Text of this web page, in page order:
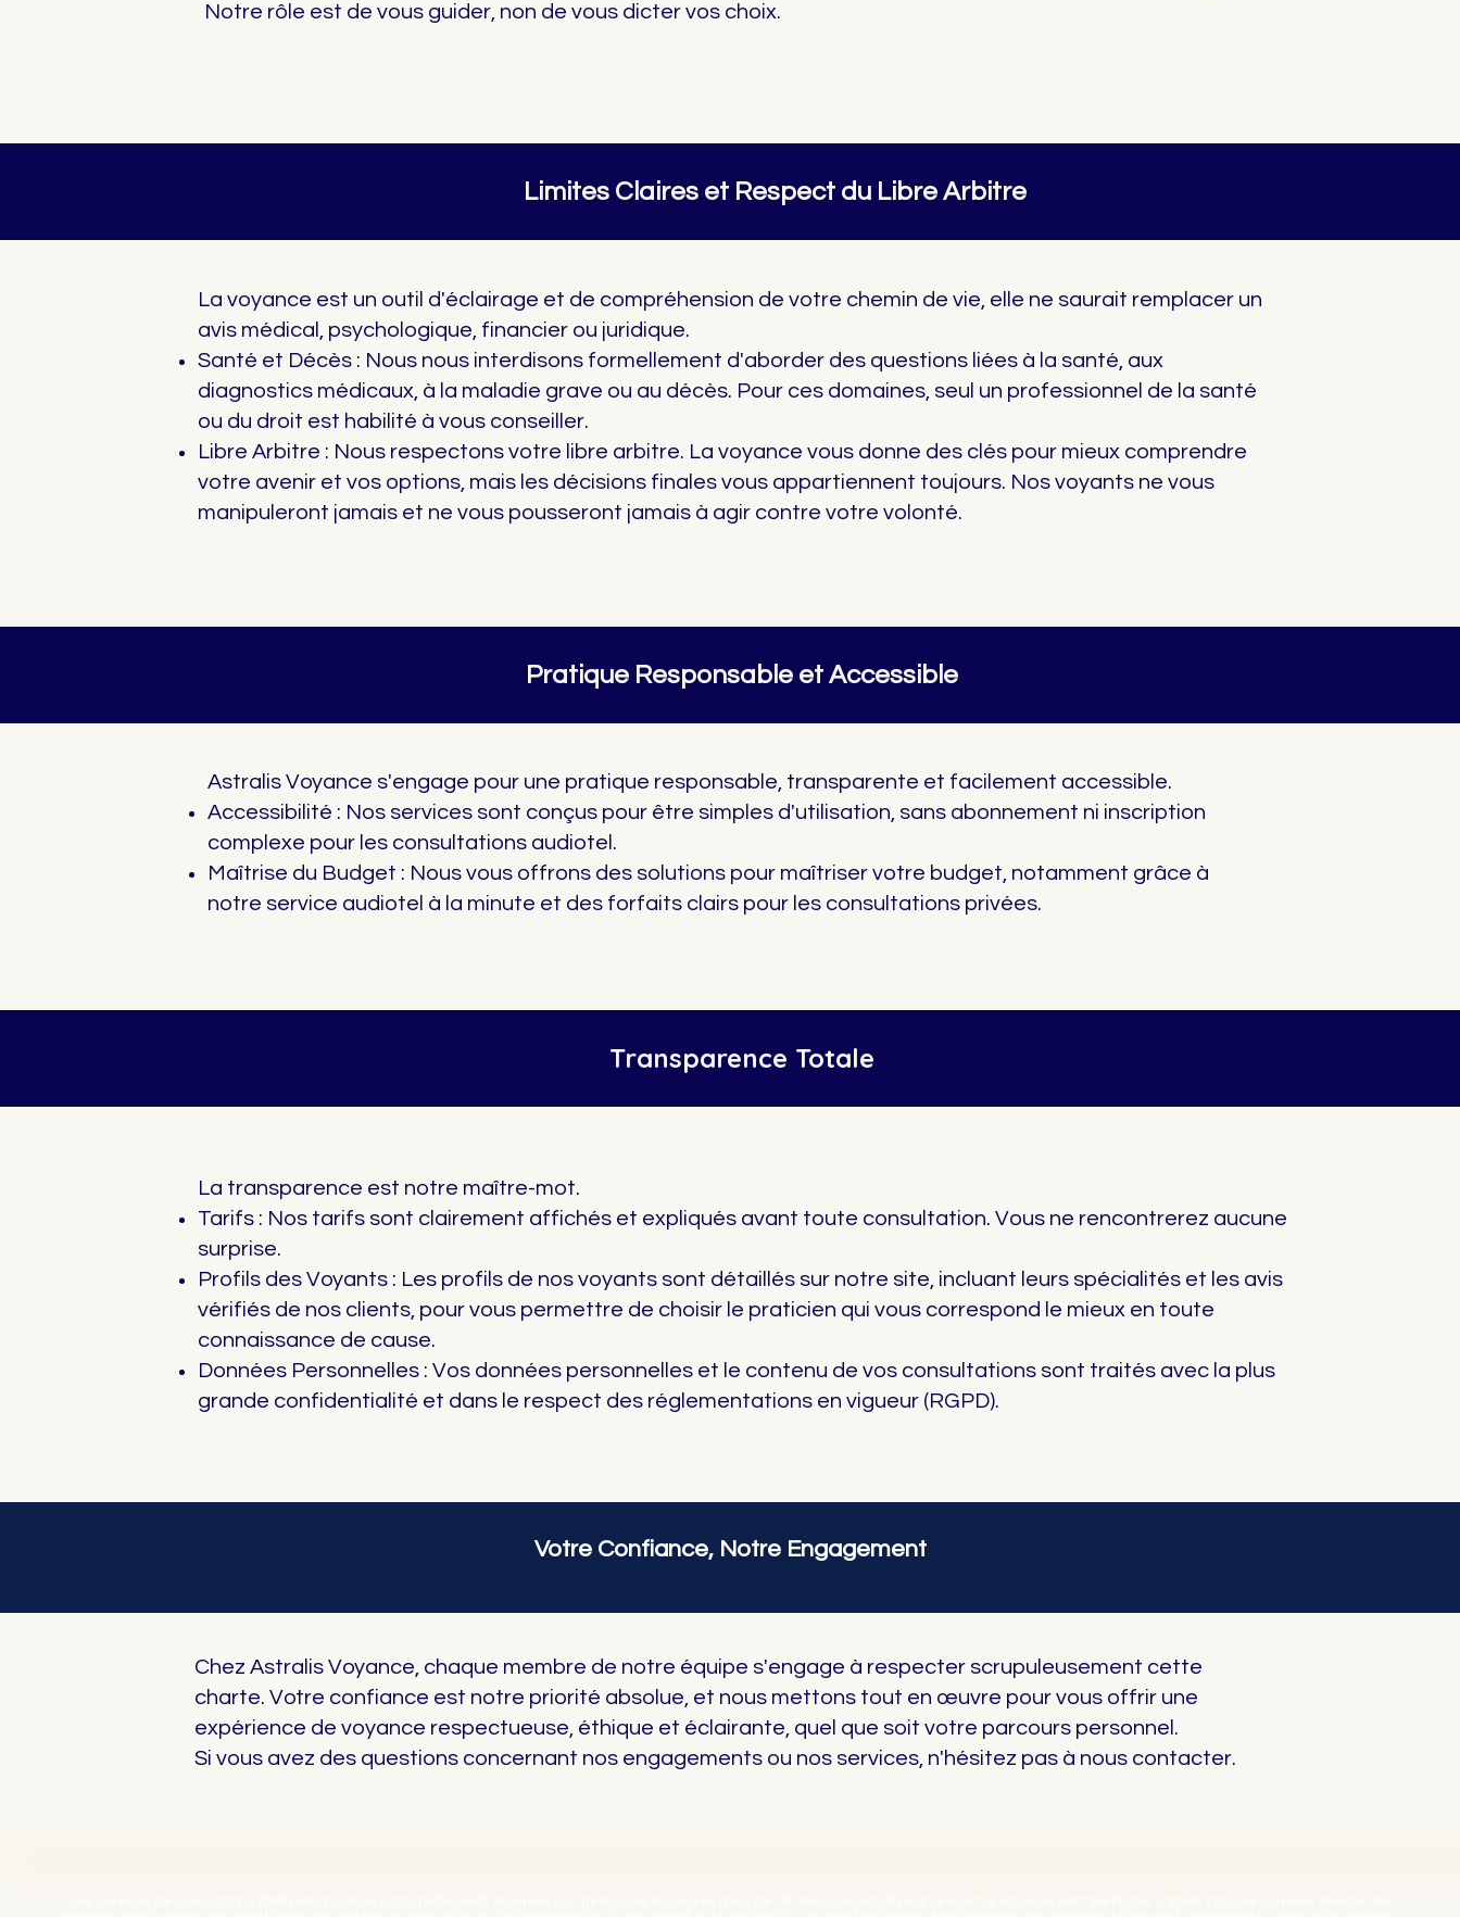
Notre rôle est de vous guider, non de vous dicter vos choix.
Limites Claires et Respect du Libre Arbitre
La voyance est un outil d'éclairage et de compréhension de votre chemin de vie, elle ne saurait remplacer un
avis médical, psychologique, financier ou juridique.
Santé et Décès : Nous nous interdisons formellement d'aborder des questions liées à la santé, aux
diagnostics médicaux, à la maladie grave ou au décès. Pour ces domaines, seul un professionnel de la santé
ou du droit est habilité à vous conseiller.
Libre Arbitre : Nous respectons votre libre arbitre. La voyance vous donne des clés pour mieux comprendre
votre avenir et vos options, mais les décisions finales vous appartiennent toujours. Nos voyants ne vous
manipuleront jamais et ne vous pousseront jamais à agir contre votre volonté.
Pratique Responsable et Accessible
Astralis Voyance s'engage pour une pratique responsable, transparente et facilement accessible.
Accessibilité : Nos services sont conçus pour être simples d'utilisation, sans abonnement ni inscription
complexe pour les consultations audiotel.
Maîtrise du Budget : Nous vous offrons des solutions pour maîtriser votre budget, notamment grâce à
notre service audiotel à la minute et des forfaits clairs pour les consultations privées.
Transparence Totale
La transparence est notre maître-mot.
Tarifs : Nos tarifs sont clairement affichés et expliqués avant toute consultation. Vous ne rencontrerez aucune
surprise.
Profils des Voyants : Les profils de nos voyants sont détaillés sur notre site, incluant leurs spécialités et les avis
vérifiés de nos clients, pour vous permettre de choisir le praticien qui vous correspond le mieux en toute
connaissance de cause.
Données Personnelles : Vos données personnelles et le contenu de vos consultations sont traités avec la plus
grande confidentialité et dans le respect des réglementations en vigueur (RGPD).
Votre Confiance, Notre Engagement
Chez Astralis Voyance, chaque membre de notre équipe s'engage à respecter scrupuleusement cette
charte. Votre confiance est notre priorité absolue, et nous mettons tout en œuvre pour vous offrir une
expérience de voyance respectueuse, éthique et éclairante, quel que soit votre parcours personnel.
Si vous avez des questions concernant nos engagements ou nos services, n'hésitez pas à nous contacter.